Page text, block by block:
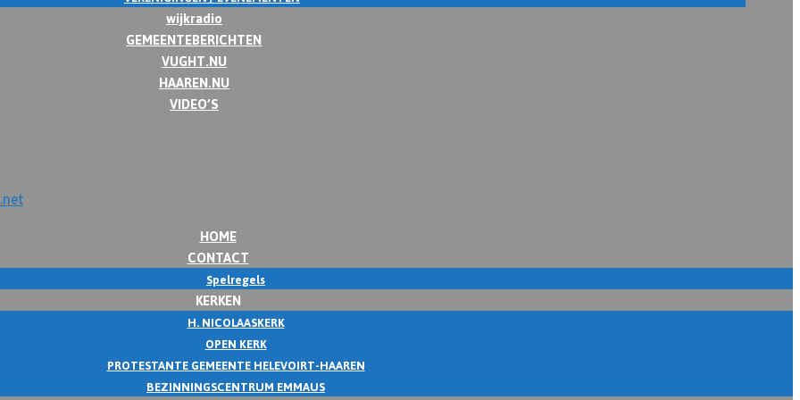
wijkradio
GEMEENTEBERICHTEN
VUGHT.NU
HAAREN.NU
VIDEO’S
HOME
CONTACT
Spelregels
KERKEN
H. NICOLAASKERK
OPEN KERK
PROTESTANTE GEMEENTE HELEVOIRT-HAAREN
BEZINNINGSCENTRUM EMMAUS